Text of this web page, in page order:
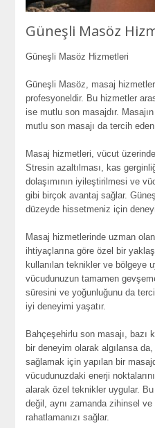
Güneşli Masöz
Güneşli Masöz Hizmetleri
Güneşli Masöz, masaj
profesyoneldir. Bu hizmetler
ise mutlu son masajdır.
mutlu son masajı da tercih
Masaj hizmetleri, vücut
Stresin azaltılması, kas
dolaşımının iyileştirilmesi ve
gibi birçok avantaj sağlar.
düzeyde hissetmeniz için
Masaj hizmetlerinde uzman
ihtiyaçlarına göre özel bir
kullanılan teknikler ve bölgeye
vücudunuzun tamamen
süresini ve yoğunluğunu da
iyi deneyimi yaşatır.
Bahçeşehirlu son masajı, bazı
bir deneyim olarak algılansa
sağlamak için yapılan bir
vücudunuzdaki enerji
alarak özel teknikler uygular.
değil, aynı zamanda zihinsel
rahatlamanızı sağlar.